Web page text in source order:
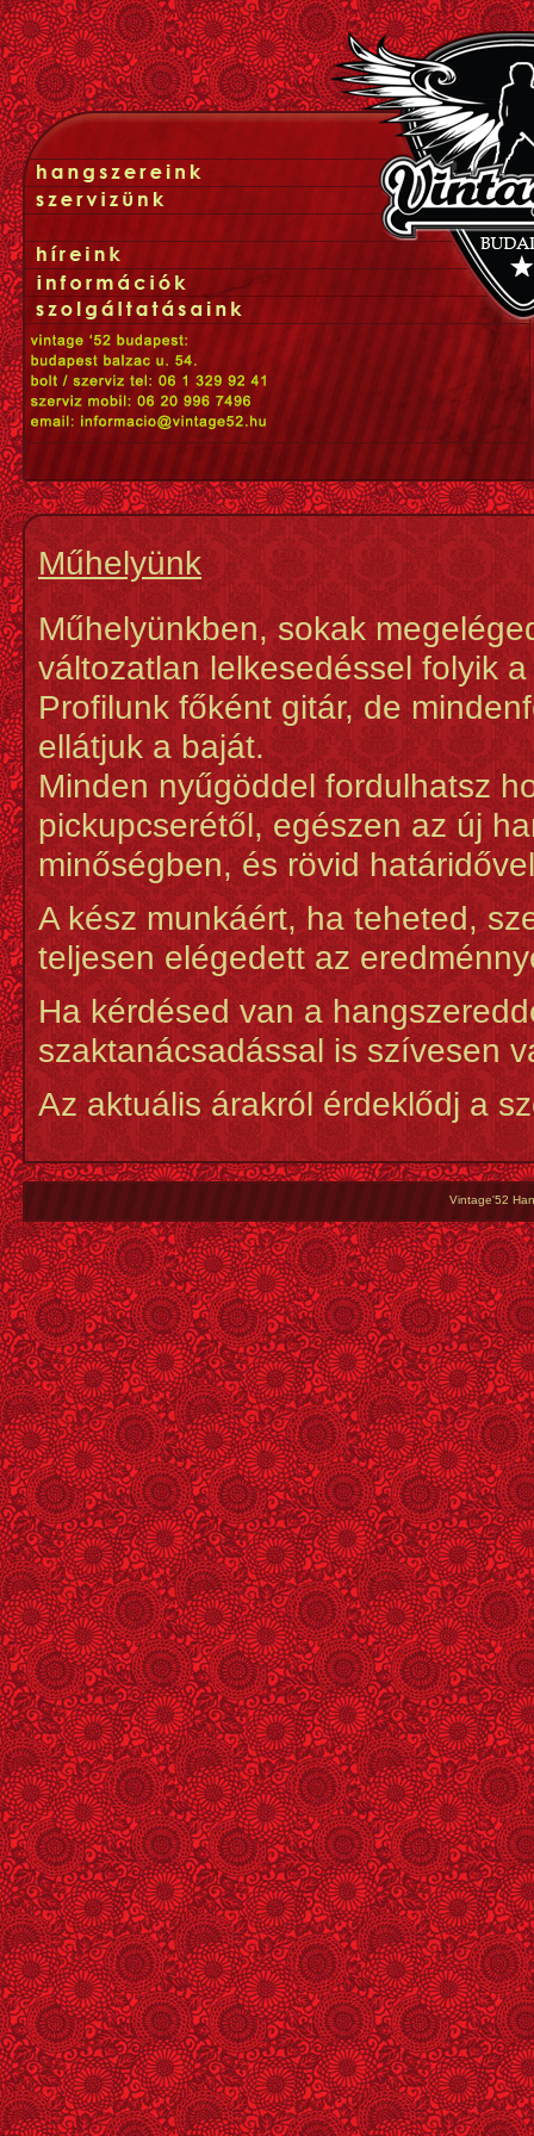
Műhelyünk
Műhelyünkben, sokak
változatlan lelkesedéssel folyik
Profilunk főként gitár, de
ellátjuk a baját.
Minden nyűgöddel fordulhatsz
pickupcserétől, egészen az új
minőségben, és rövid
A kész munkáért, ha teheted,
teljesen elégedett az
Ha kérdésed van a
szaktanácsadással is szívesen
Az aktuális árakról érdeklődj a
Vintage'52